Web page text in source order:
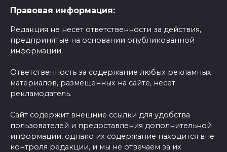
Правовая информация:
Редакция не несет ответственности за действия,
предпринятые на основании опубликованной
информации.
Ответственность за содержание любых рекламных
материалов, размещенных на сайте, несет
рекламодатель.
Сайт содержит внешние ссылки для удобства
пользователей и предоставления дополнительной
информации, однако их содержание находится вне
контроля редакции, и мы не отвечаем за их